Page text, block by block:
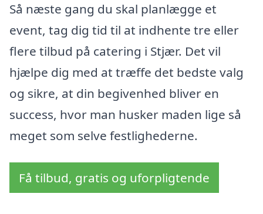
Så næste gang du skal planlægge et
event, tag dig tid til at indhente tre eller
flere tilbud på catering i Stjær. Det vil
hjælpe dig med at træffe det bedste valg
og sikre, at din begivenhed bliver en
success, hvor man husker maden lige så
meget som selve festlighederne.
Få tilbud, gratis og uforpligtende